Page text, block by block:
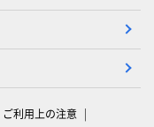
ご利用上の注意